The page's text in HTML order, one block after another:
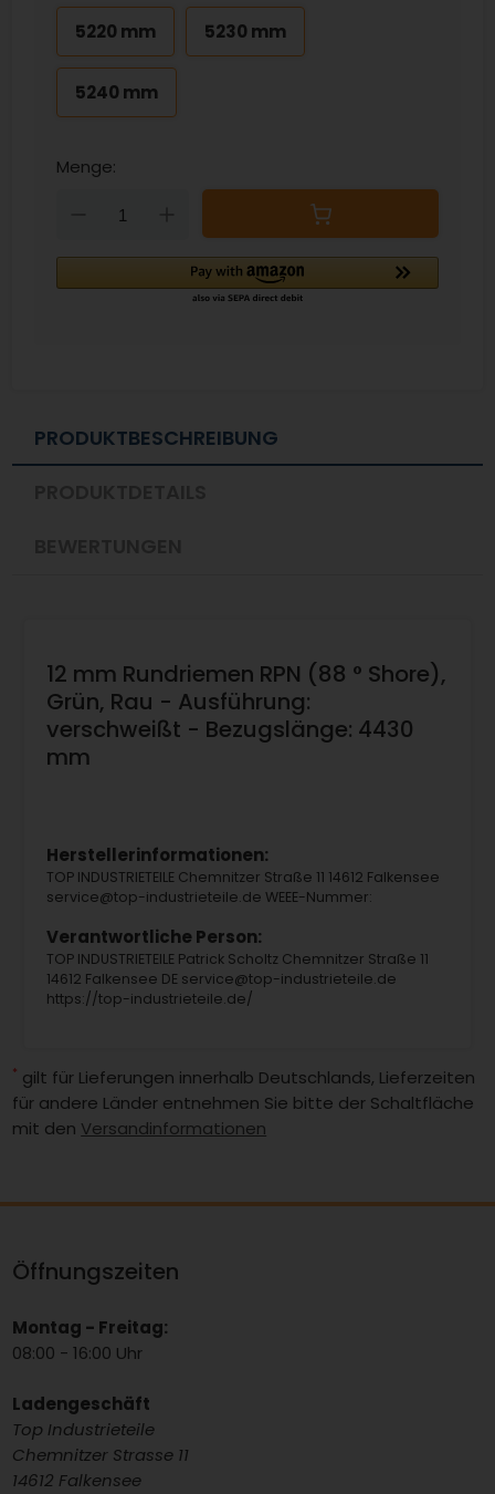
5220 mm 5230 mm
5240 mm
Menge:
Down
PRODUKTBESCHREIBUNG
12 mm Rundriemen RPN (88 ° Shore),
Grün, Rau - Ausführung:
verschweißt - Bezugslänge: 4430
mm
Herstellerinformationen:
TOP INDUSTRIETEILE Chemnitzer Straße 11 14612 Falkensee
service@top-industrieteile.de WEEE-Nummer:
Verantwortliche Person:
TOP INDUSTRIETEILE Patrick Scholtz Chemnitzer Straße 11
14612 Falkensee DE service@top-industrieteile.de
https://top-industrieteile.de/
* gilt für Lieferungen innerhalb Deutschlands, Lieferzeiten
für andere Länder entnehmen Sie bitte der Schaltfläche
mit den Versandinformationen
Öffnungszeiten
Montag - Freitag:
08:00 - 16:00 Uhr
Ladengeschäft
Top Industrieteile
Chemnitzer Strasse 11
14612 Falkensee